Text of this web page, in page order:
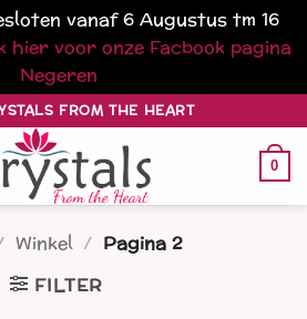
vanaf 6 Augustus tm 16
hier voor onze Facbook pagina
Negeren
FROM THE HEART
0
Winkel / Pagina 2
FILTER